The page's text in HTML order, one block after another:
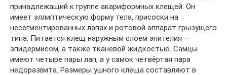
принадлежащий к группе акариформных клещей. Он
имеет эллиптическую форму тела, присоски на
несегментированных лапах и ротовой аппарат грызущего
типа. Питается клещ наружным слоем эпителия —
эпидермисом, а также тканевой жидкостью. Самцы
имеют четыре пары лап, а у самок четвёртая пара
недоразвита. Размеры ушного клеща составляют в